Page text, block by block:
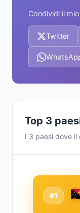
Condividi il
Twitter
Top 3
I 3 paesi dove il
#1